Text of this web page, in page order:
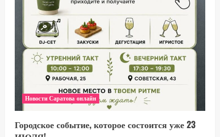
Новости Саратова онлайн
Городское событие, которое состоится уже 23